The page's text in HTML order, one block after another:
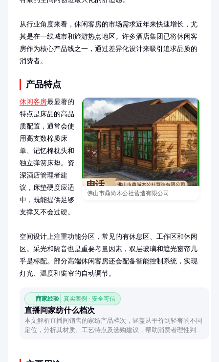
从行业角度来看，休闲客房的市场需求近年来快速增长，尤
其是在一线城市和旅游热点地区。许多酒店集团已将休闲客
房作为核心产品线之一，通过差异化设计来吸引追求品质的
消费者。
产品特点
佛山市鼎尚木公社营造有限公司
休闲客房最显著的
特点是床品的高品
质配置，通常会使
用高支数棉质床
单、记忆棉枕头和
独立弹簧床垫。资
深酒店管理者建
议，床垫硬度应适
中，既能提供足够
支撑又不会过硬。
空间设计上注重功能分区，常见的有休息区、工作区和休闲
区。采光和隔音也是重要考量因素，双层玻璃和遮光窗帘几
乎是标配。部分高端休闲客房还会配备智能控制系统，实现
灯光、温度和窗帘的自动调节。
商家经验 真实案例 · 安全可信
直播间家纺什么档次
本文解析直播间销售的家纺产品档次，涵盖从平价到轻奢的不同
定位，分析其材质、工艺特点及选购建议，帮助消费者理性判断